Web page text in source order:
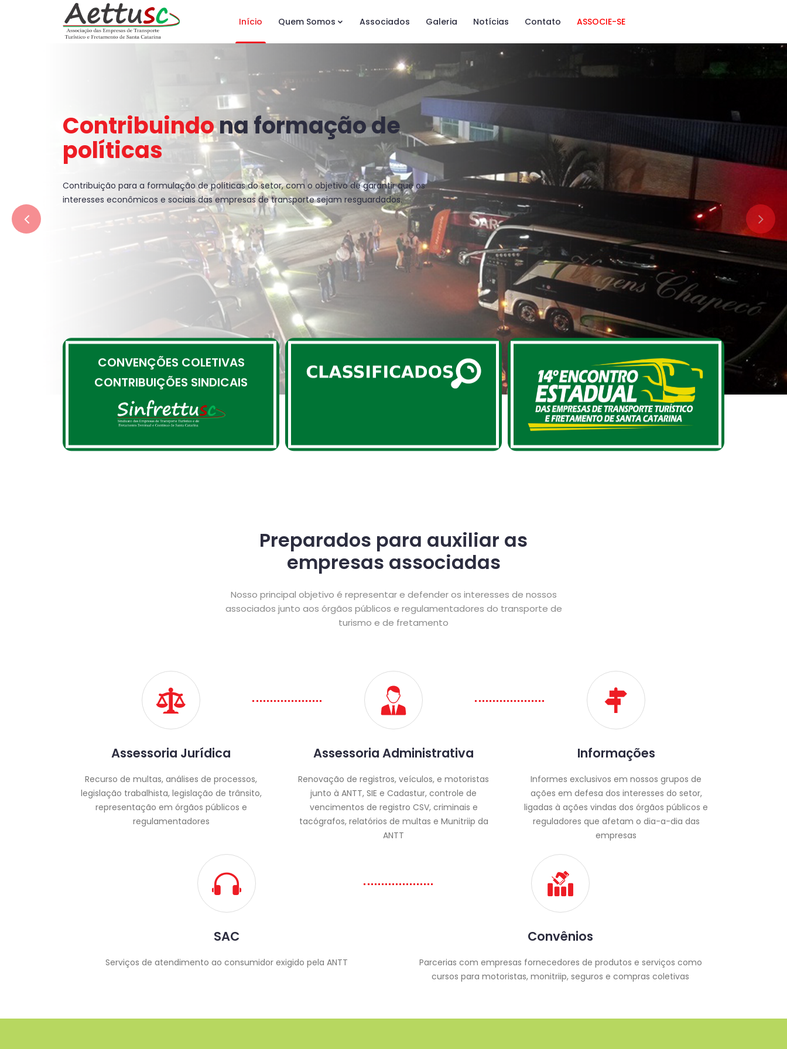
Início Quem Somos Associados Galeria Notícias Contato ASSOCIE-SE
Contribuindona formação de
políticas
Contribuição para a formulação de políticas do setor, com o objetivo de garantir que os
interesses econômicos e sociais das empresas de transporte sejam resguardados.
CONVENÇÕES COLETIVAS
CONTRIBUIÇÕES SINDICAIS
Preparados para auxiliar as
empresas associadas
Nosso principal objetivo é representar e defender os interesses de nossos
associados junto aos órgãos públicos e regulamentadores do transporte de
turismo e de fretamento
Assessoria Jurídica
Recurso de multas, análises de processos,
legislação trabalhista, legislação de trânsito,
representação em órgãos públicos e
regulamentadores
Assessoria Administrativa
Renovação de registros, veículos, e motoristas
junto à ANTT, SIE e Cadastur, controle de
vencimentos de registro CSV, criminais e
tacógrafos, relatórios de multas e Munitriip da
ANTT
Informações
Informes exclusivos em nossos grupos de
ações em defesa dos interesses do setor,
ligadas à ações vindas dos órgãos públicos e
reguladores que afetam o dia-a-dia das
empresas
SAC
Serviços de atendimento ao consumidor exigido pela ANTT
Convênios
Parcerias com empresas fornecedores de produtos e serviços como
cursos para motoristas, monitriip, seguros e compras coletivas